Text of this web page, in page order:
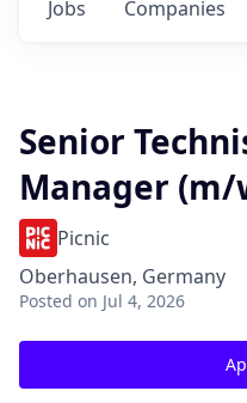
Jobs Companies
Senior
Manager
Picnic
Oberhausen, Germany
Posted on Jul 4, 2026